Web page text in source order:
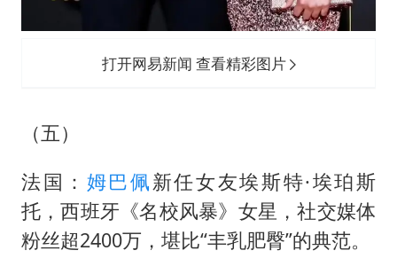
打开网易新闻 查看精彩图片
（五）
法国： 姆巴佩新任女友埃斯特·埃珀斯
托，西班牙《名校风暴》女星，社交媒体
粉丝超2400万，堪比“丰乳肥臀”的典范。